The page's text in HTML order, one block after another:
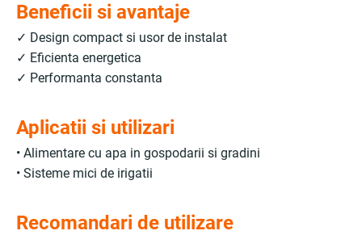
Beneficii si avantaje
✓ Design compact si usor de instalat
✓ Eficienta energetica
✓ Performanta constanta
Aplicatii si utilizari
• Alimentare cu apa in gospodarii si gradini
• Sisteme mici de irigatii
Recomandari de utilizare